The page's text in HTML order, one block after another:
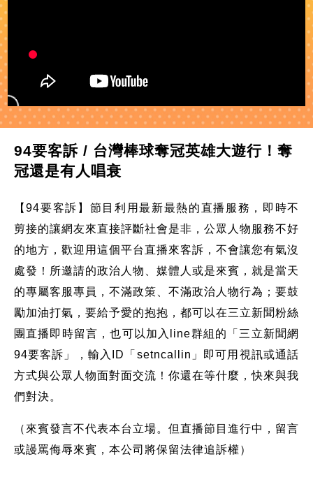
94要客訴 / 台灣棒球奪冠英雄大遊行！奪
冠還是有人唱衰
【94要客訴】節目利用最新最熱的直播服務，即時不
剪接的讓網友來直接評斷社會是非，公眾人物服務不好
的地方，歡迎用這個平台直播來客訴，不會讓您有氣沒
處發！所邀請的政治人物、媒體人或是來賓，就是當天
的專屬客服專員，不滿政策、不滿政治人物行為；要鼓
勵加油打氣，要給予愛的抱抱，都可以在三立新聞粉絲
團直播即時留言，也可以加入line群組的「三立新聞網
94要客訴」，輸入ID「setncallin」即可用視訊或通話
方式與公眾人物面對面交流！你還在等什麼，快來與我
們對決。
（來賓發言不代表本台立場。但直播節目進行中，留言
或謾罵侮辱來賓，本公司將保留法律追訴權）